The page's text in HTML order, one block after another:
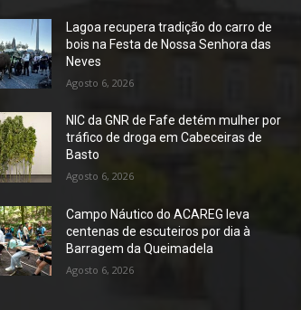
Lagoa recupera tradição do carro de
bois na Festa de Nossa Senhora das
Neves
Agosto 6, 2026
NIC da GNR de Fafe detém mulher por
tráfico de droga em Cabeceiras de
Basto
Agosto 6, 2026
Campo Náutico do ACAREG leva
centenas de escuteiros por dia à
Barragem da Queimadela
Agosto 6, 2026